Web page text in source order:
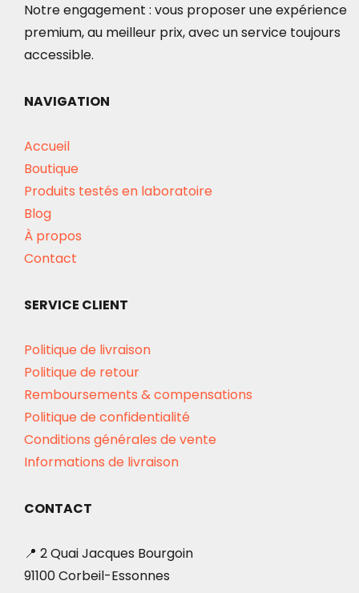
Notre engagement : vous proposer une expérience
premium, au meilleur prix, avec un service toujours
accessible.
NAVIGATION
Accueil
Boutique
Produits testés en laboratoire
Blog
À propos
Contact
SERVICE CLIENT
Politique de livraison
Politique de retour
Remboursements & compensations
Politique de confidentialité
Conditions générales de vente
Informations de livraison
CONTACT
📍 2 Quai Jacques Bourgoin
91100 Corbeil-Essonnes